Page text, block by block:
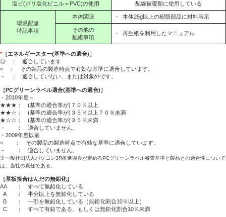
塩ビ(ポリ塩化ビニル＝PVC)の使用 配線被覆類に使用している
環境配慮
特記事項
本体関連 ・ 本体25g以上の樹脂部品に材料表示
その他の
配慮事項
・ 再生紙を利用したマニュアル
* ［エネルギースター(基準への適合)］
◎ ： 適合しています
○ ： その製品の製造時点で有効な基準に適合しています。
－ ： 適合していない、または対象外です。
［PCグリーンラベル適合(基準への適合)］
・2010年度～
★★★： (基準の適合率が)７０％以上
★★☆： (基準の適合率が)３５％以上７０％未満
★☆☆： (基準の適合率が)３５％未満
－ ： 適合していません。
・2009年度以前
○ ： その製品の製造時点で有効な基準に適合しています。
－ ： 適合していません。
※一般社団法人パソコン3R推進協会が定めるPCグリーンラベル審査基準と製品との適合性について
は、当社の責任である。
［基板接合はんだの無鉛化］
AA
： すべて無鉛化している
A
： 半分以上を無鉛化している
B
： 一部を無鉛化している（無鉛化割合10％以上）
C
： すべて有鉛である。もしくは無鉛化割合10％未満